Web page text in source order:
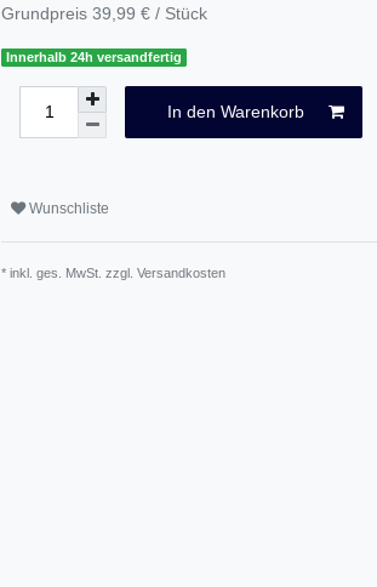
Grundpreis 39,99 € / Stück
Innerhalb 24h versandfertig
In den Warenkorb
Wunschliste
* inkl. ges. MwSt. zzgl. Versandkosten